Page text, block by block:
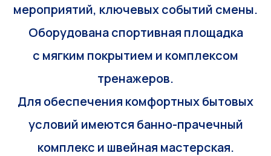
мероприятий, ключевых событий смены.
Оборудована спортивная площадка
с мягким покрытием и комплексом
тренажеров.
Для обеспечения комфортных бытовых
условий имеются банно-прачечный
комплекс и швейная мастерская.